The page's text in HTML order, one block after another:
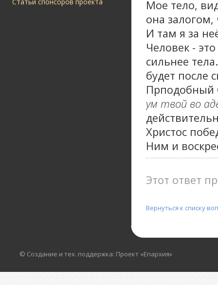
Мое тело,
она
И там я за
Человек -
сильнее
будет после
Прподобный
ум твой во
Христос
Ним и
Этот ответ
Вернуться к списку
© Создание и тех. поддержка: Проект «Епархия»